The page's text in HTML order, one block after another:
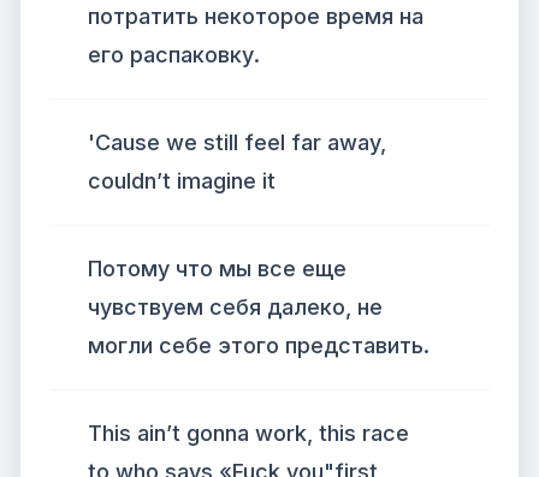
потратить некоторое время на
его распаковку.
'Cause we still feel far away,
couldn’t imagine it
Потому что мы все еще
чувствуем себя далеко, не
могли себе этого представить.
This ain’t gonna work, this race
to who says «Fuck you"first